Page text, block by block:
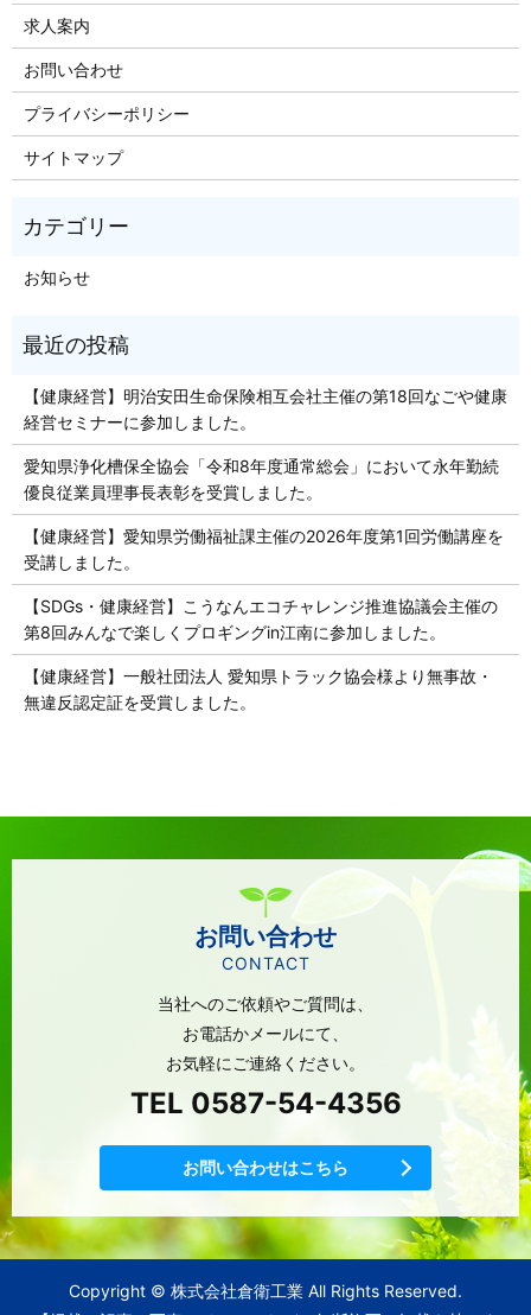
求人案内
お問い合わせ
プライバシーポリシー
サイトマップ
お知らせ
【健康経営】明治安田生命保険相互会社主催の第18回なごや健康
経営セミナーに参加しました。
愛知県浄化槽保全協会「令和8年度通常総会」において永年勤続
優良従業員理事長表彰を受賞しました。
【健康経営】愛知県労働福祉課主催の2026年度第1回労働講座を
受講しました。
【SDGs・健康経営】こうなんエコチャレンジ推進協議会主催の
第8回みんなで楽しくプロギングin江南に参加しました。
【健康経営】一般社団法人 愛知県トラック協会様より無事故・
無違反認定証を受賞しました。
お問い合わせ
CONTACT
当社へのご依頼やご質問は、
お電話かメールにて、
お気軽にご連絡ください。
TEL 0587-54-4356
お問い合わせはこちら
Copyright © 株式会社倉衛工業 All Rights Reserved.